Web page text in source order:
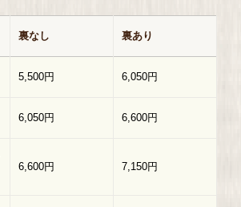
裏なし 裏あり
5,500円 6,050円
6,050円 6,600円
6,600円 7,150円